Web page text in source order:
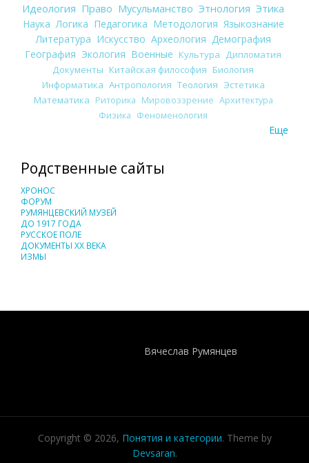
Идеология Право Мусульманство Этнология Этика
Наука Логика Педагогика Методология Языкознание
Литература Искусство Археология Демография
География Экология Военные Культура
Дипломатия
Документы Китайская философия Биология
Информатика Антропология Теология Эстетика
Математика Риторика Мировоззрение Архитектура
Физика Феноменология
Еще
Родственные сайты
ХРОНОС
ФОРУМ
РУМЯНЦЕВСКИЙ МУЗЕЙ
ДО 1917 ГОДА
РУССКОЕ ПОЛЕ
ДОКУМЕНТЫ XX ВЕКА
ИЗМЫ
Вячеслав Румянцев
Copyright © 2026, Понятия и категории. Theme by
Devsaran.